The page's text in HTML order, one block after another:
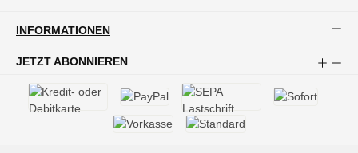
INFORMATIONEN
JETZT ABONNIEREN